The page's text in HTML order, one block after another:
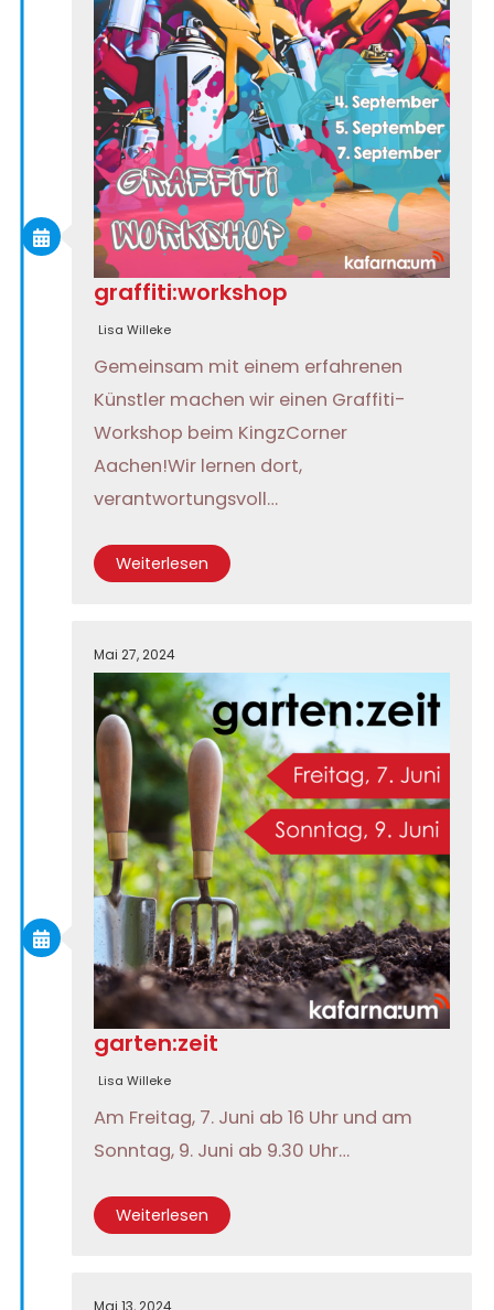
graffiti:workshop
Lisa Willeke
Gemeinsam mit einem erfahrenen
Künstler machen wir einen Graffiti-
Workshop beim KingzCorner
Aachen!Wir lernen dort,
verantwortungsvoll…
Weiterlesen
Mai 27, 2024
garten:zeit
Lisa Willeke
Am Freitag, 7. Juni ab 16 Uhr und am
Sonntag, 9. Juni ab 9.30 Uhr…
Weiterlesen
Mai 13, 2024